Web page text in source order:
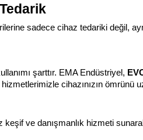
sadece cihaz tedariki değil,
şarttır. EMA Endüstriyel,
cihazınızın ömrünü